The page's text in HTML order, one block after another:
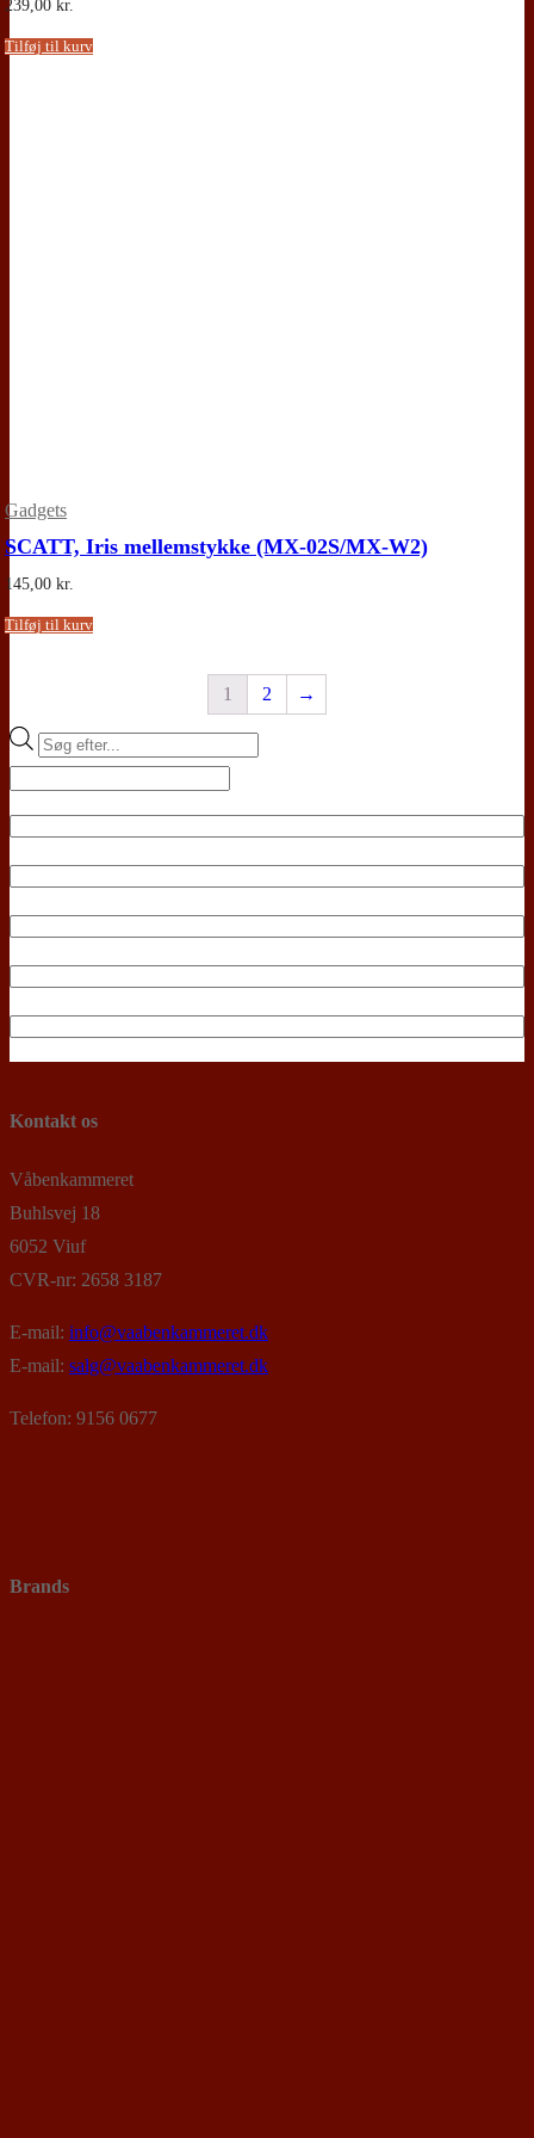
239,00 kr.
Tilføj til kurv
Gadgets
SCATT, Iris mellemstykke (MX-02S/MX-W2)
145,00 kr.
Tilføj til kurv
1 2 →
Products
Kontakt os
Våbenkammeret
Buhlsvej 18
6052 Viuf
CVR-nr: 2658 3187
E-mail: info@vaabenkammeret.dk
E-mail: salg@vaabenkammeret.dk
Telefon: 9156 0677
Brands